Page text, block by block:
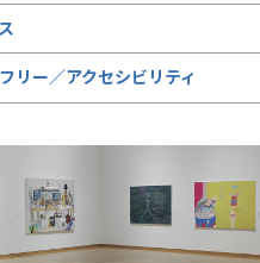
リー／アクセシビリティ